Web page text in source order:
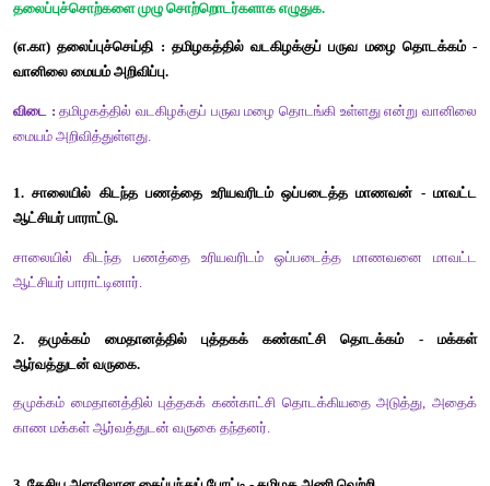
அறிந்து பயன்படுத்துவோம்.
கேட்கப் பயன்படுத்தும் சொற்கள் வினாச்சொற்கள் எனப்படும்.
யாது, யாவை போன்றன வினாச் சொற்கள் ஆகும்.
சரியான வினாச்சொல்லை இட்டு நிரப்புக.
விடை : எங்கு
2. முதல் ஆழ்வார்கள் --------- பேர்?